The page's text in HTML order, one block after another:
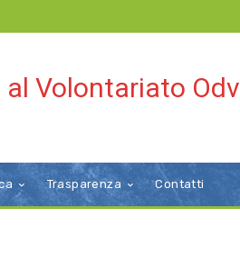
Volontariato Odv
Trasparenza Contatti